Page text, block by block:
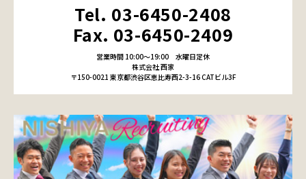
Tel. 03-6450-2408
Fax. 03-6450-2409
営業時間 10:00～19:00
水曜日定休
株式会社 西家
〒150-0021 東京都渋谷区恵比寿西2-3-16 CATビル3F